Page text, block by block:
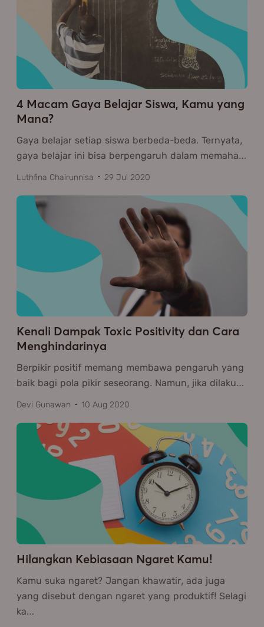
4 Macam Gaya Belajar Siswa, Kamu yang
Mana?
Gaya belajar setiap siswa berbeda-beda. Ternyata,
gaya belajar ini bisa berpengaruh dalam memaha…
Luthfina Chairunnisa 29 Jul 2020
Kenali Dampak Toxic Positivity dan Cara
Menghindarinya
Berpikir positif memang membawa pengaruh yang
baik bagi pola pikir seseorang. Namun, jika dilaku…
Devi Gunawan 10 Aug 2020
Hilangkan Kebiasaan Ngaret Kamu!
Kamu suka ngaret? Jangan khawatir, ada juga
yang disebut dengan ngaret yang produktif! Selagi
ka…